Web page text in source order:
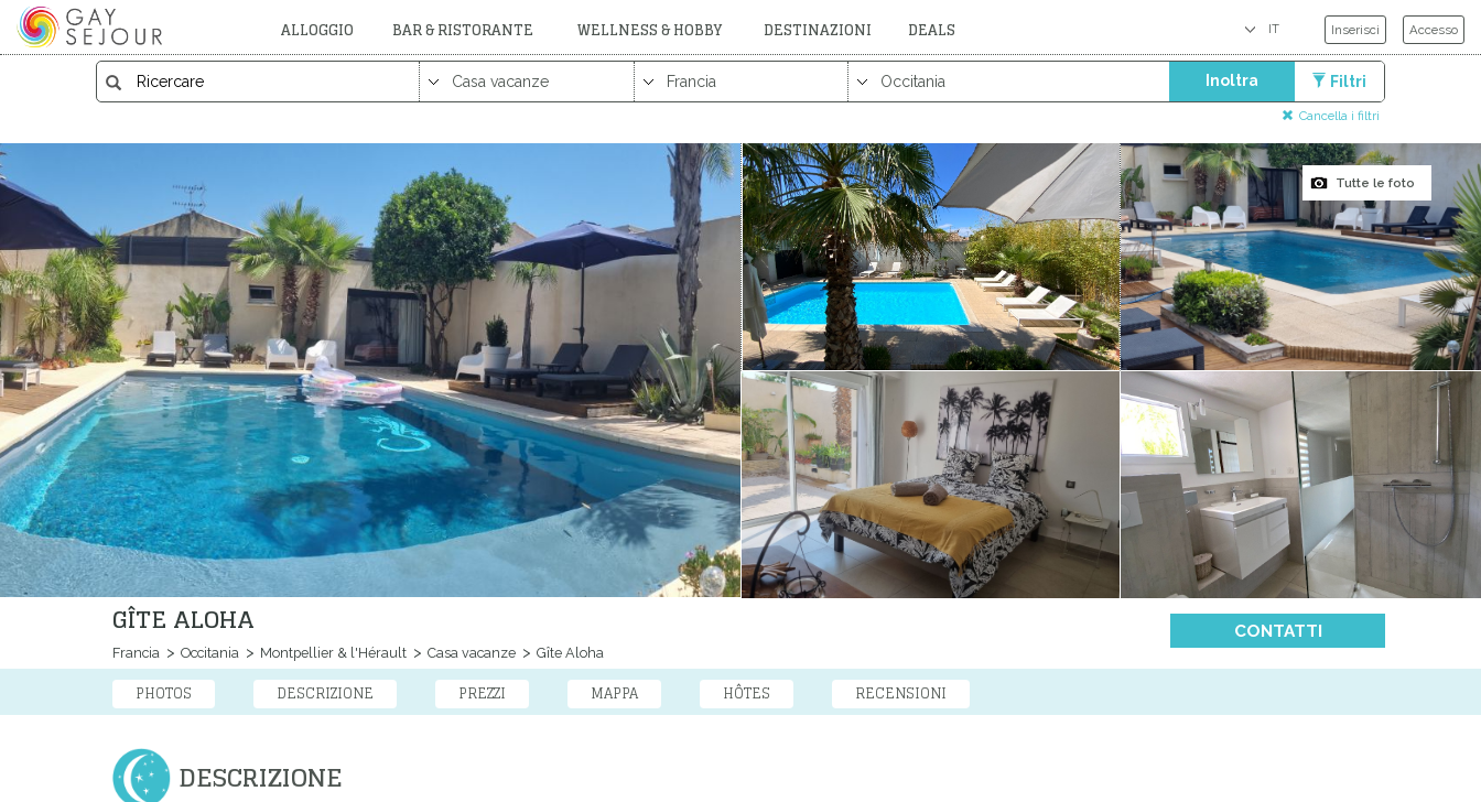
ALLOGGIO BAR & RISTORANTE WELLNESS & HOBBY DESTINAZIONI DEALS Inserisci Accesso
Inoltra Filtri
Cancella i filtri
Tutte le foto
GÎTE ALOHA
Francia Occitania Montpellier & l'Hérault Casa vacanze Gîte Aloha
CONTATTI
PHOTOS DESCRIZIONE PREZZI MAPPA HÔTES RECENSIONI
DESCRIZIONE